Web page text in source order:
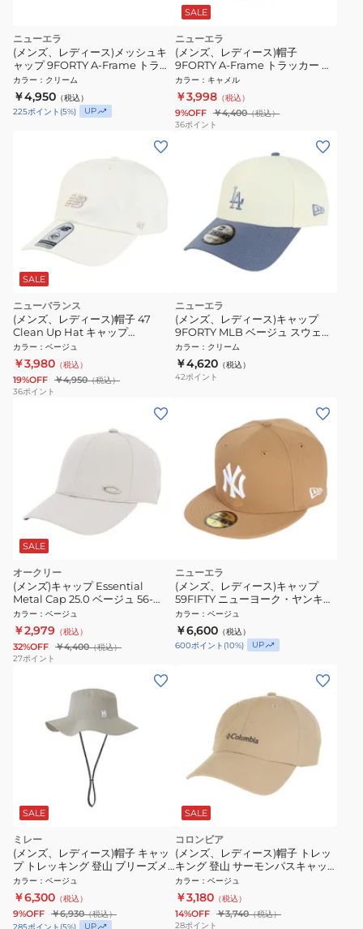
ニューエラ
(メンズ、レディース)メッシュキ
ャップ 9FORTY A-Frame トラッ
カー ニューヨーク・ヤンキース
MLB Embroidered Mesh 白
14744898
カラー ： クリーム
￥4,950 （税込）
225ポイント (5%) UP
SALE
ニューエラ
(メンズ、レディース)帽子
9FORTY A-Frame トラッカー ル
ープ Angler's Club Ripple Logo
14774380
カラー ： キャメル
￥3,998 （税込）
9%OFF ￥4,400（税込）
36ポイント
SALE
ニューバランス
(メンズ、レディース)帽子 47
Clean Up Hat キャップ
LAH00151LIN スポーツキャップ
カラー ： ベージュ
￥3,980 （税込）
19%OFF ￥4,950（税込）
36ポイント
ニューエラ
(メンズ、レディース)キャップ
9FORTY MLB ベージュ スウェッ
トバンド ロサンゼルス・ドジャー
ス 14744855
カラー ： クリーム
￥4,620 （税込）
42ポイント
SALE
オークリー
(メンズ)キャップ Essential
Metal Cap 25.0 ベージュ 56-
60cm FOS902035-20J スポーツ
キャップ
カラー ： ベージュ
￥2,979 （税込）
32%OFF ￥4,400（税込）
27ポイント
ニューエラ
(メンズ、レディース)キャップ
59FIFTY ニューヨーク・ヤンキー
ス ウィート×ホワイト 14525198
帽子 57.7cm-59.6cm
カラー ： ベージュ
￥6,600 （税込）
600ポイント (10%) UP
SALE
ミレー
(メンズ、レディース)帽子 キャッ
プ トレッキング 登山 ブリーズメ
ッシュ ハット MIV02223-N3172
カラー ： ベージュ
￥6,300 （税込）
9%OFF ￥6,930（税込）
285ポイント (5%) UP
SALE
コロンビア
(メンズ、レディース)帽子 トレッ
キング 登山 サーモンパスキャッ
プ PU5771 270
カラー ： ベージュ
￥3,180 （税込）
14%OFF ￥3,740（税込）
28ポイント